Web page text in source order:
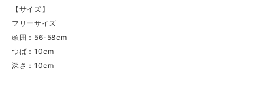
【サイズ】
フリーサイズ
頭囲：56-58cm
つば：10cm
深さ：10cm